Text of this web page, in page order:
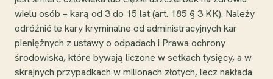
wielu osób – karą od 3 do 15 lat (art. 185 § 3 KK). Należy
odróżnić te kary kryminalne od administracyjnych kar
pieniężnych z ustawy o odpadach i Prawa ochrony
środowiska, które bywają liczone w setkach tysięcy, a w
skrajnych przypadkach w milionach złotych, lecz nakłada